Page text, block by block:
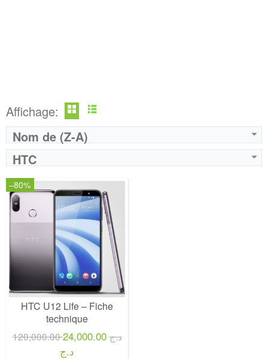
Affichage:
Nom de (Z-A)
HTC
–80%
HTC U12 Life – Fiche
technique
120,000.00 د.ج 24,000.00
د.ج